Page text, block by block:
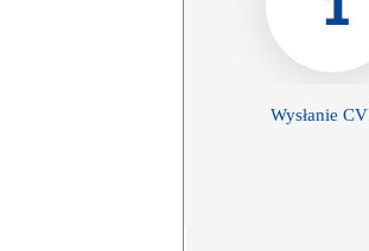
Wysłanie CV